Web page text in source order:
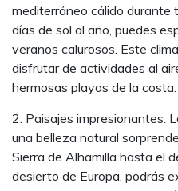
mediterráneo cálido durante
días de sol al año, puedes
veranos calurosos. Este
disfrutar de actividades al
hermosas playas de la costa.
2. Paisajes impresionantes:
una belleza natural
Sierra de Alhamilla hasta el
desierto de Europa, podrás